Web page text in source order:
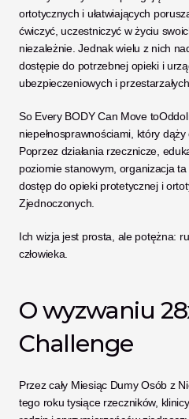
ortotycznych i ułatwiających
ćwiczyć, uczestniczyć w życiu
niezależnie. Jednak wielu z nich
dostępie do potrzebnej opieki i
ubezpieczeniowych i
So Every BODY Can Move
niepełnosprawnościami, który
Poprzez działania rzecznicze,
poziomie stanowym, organizacja
dostęp do opieki protetycznej i
Zjednoczonych.
Ich wizja jest prosta, ale potężna:
człowieka.
O wyzwaniu
Challenge
Przez cały Miesiąc Dumy Osób z
tego roku tysiące rzeczników,